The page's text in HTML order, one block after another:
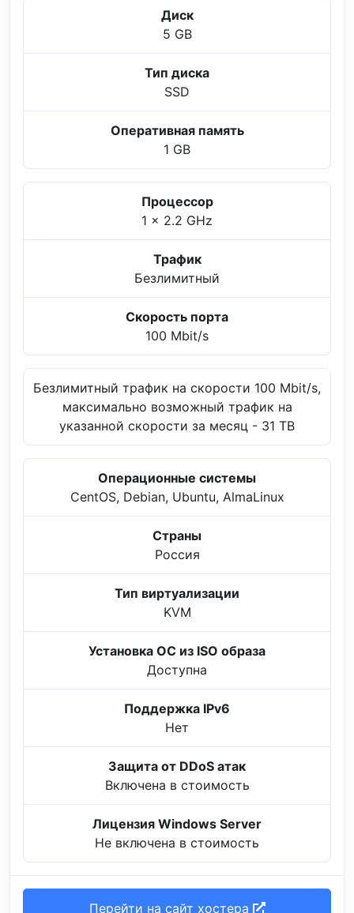
Диск
5 GB
Тип диска
SSD
Оперативная память
1 GB
Процессор
1 x 2.2 GHz
Трафик
Безлимитный
Скорость порта
100 Mbit/s
Безлимитный трафик на скорости 100 Mbit/s,
максимально возможный трафик на
указанной скорости за месяц - 31 TB
Операционные системы
CentOS, Debian, Ubuntu, AlmaLinux
Страны
Россия
Тип виртуализации
KVM
Установка ОС из ISO образа
Доступна
Поддержка IPv6
Нет
Защита от DDoS атак
Включена в стоимость
Лицензия Windows Server
Не включена в стоимость
Перейти на сайт хостера